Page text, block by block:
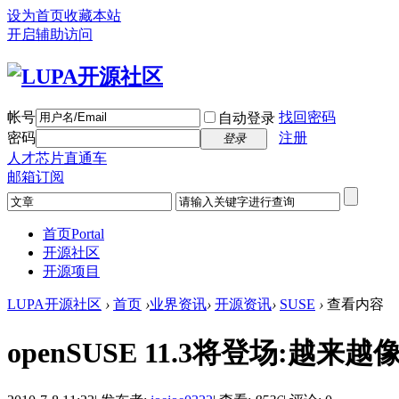
设为首页收藏本站
开启辅助访问
帐号 自动登录 找回密码
密码
登录
注册
人才芯片直通车
邮箱订阅
首页Portal
开源社区
开源项目
LUPA开源社区 › 首页 ›业界资讯› 开源资讯› SUSE › 查看内容
openSUSE 11.3将登场:越来越